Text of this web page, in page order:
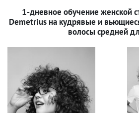
1-дневное обучение женской
Demetrius на кудрявые и
волосы средней